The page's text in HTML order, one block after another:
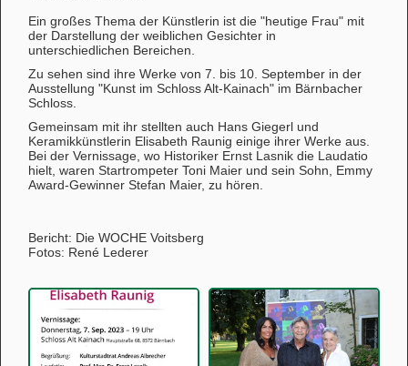
Ein großes Thema der Künstlerin ist die "heutige Frau" mit
der Darstellung der weiblichen Gesichter in
unterschiedlichen Bereichen.
Zu sehen sind ihre Werke von 7. bis 10. September in der
Ausstellung "Kunst im Schloss Alt-Kainach" im Bärnbacher
Schloss.
Gemeinsam mit ihr stellten auch Hans Giegerl und
Keramikkünstlerin Elisabeth Raunig einige ihrer Werke aus.
Bei der Vernissage, wo Historiker Ernst Lasnik die Laudatio
hielt, waren Startrompeter Toni Maier und sein Sohn, Emmy
Award-Gewinner Stefan Maier, zu hören.
Bericht: Die WOCHE Voitsberg
Fotos: René Lederer